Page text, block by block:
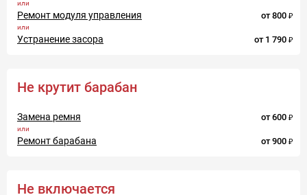
Ремонт модуля управления от 800
Устранение засора от 1 790
Не крутит барабан
Замена ремня от 600
Ремонт барабана от 900
Не включается